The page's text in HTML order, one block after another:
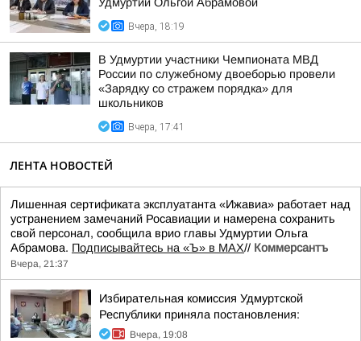
Вчера, 18:19
В Удмуртии участники Чемпионата МВД
России по служебному двоеборью провели
«Зарядку со стражем порядка» для
школьников
Вчера, 17:41
ЛЕНТА НОВОСТЕЙ
Лишенная сертификата эксплуатанта «Ижавиа» работает над
устранением замечаний Росавиации и намерена сохранить
свой персонал, сообщила врио главы Удмуртии Ольга
Абрамова. Подписывайтесь на «Ъ» в MAX// Коммерсантъ
Вчера, 21:37
Избирательная комиссия Удмуртской
Республики приняла постановления:
Вчера, 19:08